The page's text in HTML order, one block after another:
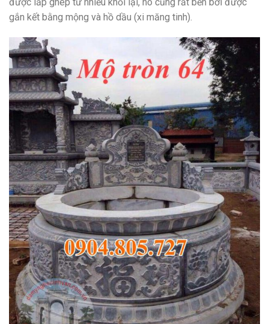
gắn kết bằng mộng và hồ dầu (xi măng tinh).